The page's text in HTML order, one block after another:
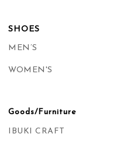
SHOES
MEN’S
WOMEN'S
Goods/Furniture
IBUKI CRAFT